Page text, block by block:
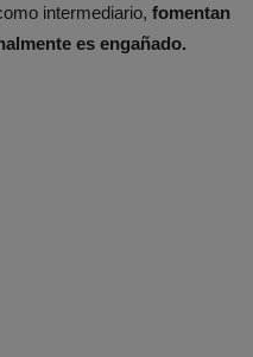
intermediario, fomentan
es engañado.